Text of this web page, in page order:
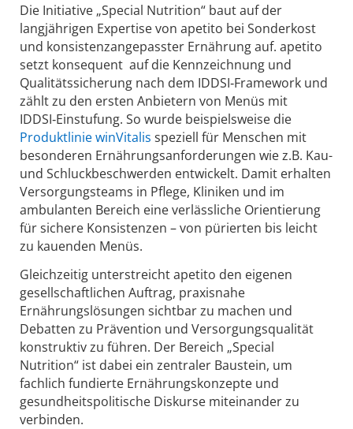
Die Initiative „Special Nutrition“ baut auf der
langjährigen Expertise von apetito bei Sonderkost
und konsistenzangepasster Ernährung auf. apetito
setzt konsequent auf die Kennzeichnung und
Qualitätssicherung nach dem IDDSI‑Framework und
zählt zu den ersten Anbietern von Menüs mit
IDDSI‑Einstufung. So wurde beispielsweise die
Produktlinie winVitalis speziell für Menschen mit
besonderen Ernährungsanforderungen wie z.B. Kau-
und Schluckbeschwerden entwickelt. Damit erhalten
Versorgungsteams in Pflege, Kliniken und im
ambulanten Bereich eine verlässliche Orientierung
für sichere Konsistenzen – von pürierten bis leicht
zu kauenden Menüs.
Gleichzeitig unterstreicht apetito den eigenen
gesellschaftlichen Auftrag, praxisnahe
Ernährungslösungen sichtbar zu machen und
Debatten zu Prävention und Versorgungsqualität
konstruktiv zu führen. Der Bereich „Special
Nutrition“ ist dabei ein zentraler Baustein, um
fachlich fundierte Ernährungskonzepte und
gesundheitspolitische Diskurse miteinander zu
verbinden.